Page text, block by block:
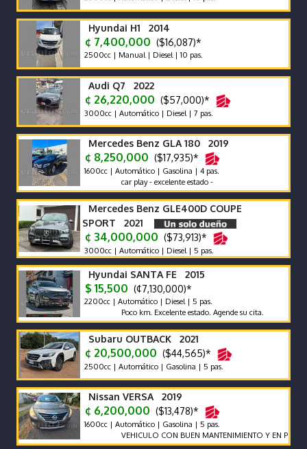
Hyundai H1 2014
¢ 7,400,000 ($16,087)*
2500cc | Manual | Diesel | 10 pas.
Audi Q7 2022
¢ 26,220,000 ($57,000)*
3000cc | Automático | Diesel | 7 pas.
Mercedes Benz GLA 180 2019
¢ 8,250,000 ($17,935)*
1600cc | Automático | Gasolina | 4 pas.
car play - excelente estado -
Mercedes Benz GLE400D COUPE
SPORT 2021
¢ 34,000,000 ($73,913)*
3000cc | Automático | Diesel | 5 pas.
Hyundai SANTA FE 2015
$ 15,500 (¢7,130,000)*
2200cc | Automático | Diesel | 5 pas.
Poco km. Excelente estado. Agende su cita.
Subaru OUTBACK 2021
¢ 20,500,000 ($44,565)*
2500cc | Automático | Gasolina | 5 pas.
Nissan VERSA 2019
¢ 6,200,000 ($13,478)*
1600cc | Automático | Gasolina | 5 pas.
VEHICULO CON BUEN MANTENIMIENTO Y EN PERFECTO